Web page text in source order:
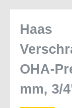
Haas
OHA-
mm, 3/